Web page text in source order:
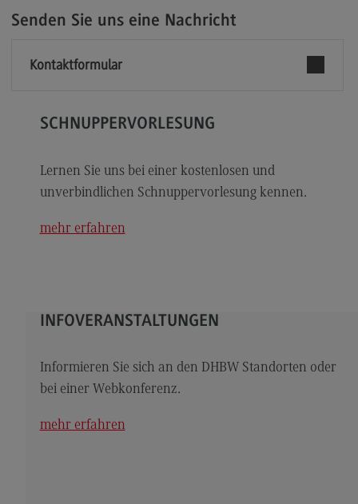
Modulangebot
Modulangebot
Berufsperspektiven
Kontakt
Kontakt
Elektrotechnik und Informationstechnik
Elektrotechnik und Informationstechnik
Senden Sie uns eine Nachricht
Kontaktformular
SCHNUPPERVORLESUNG
Lernen Sie uns bei einer kostenlosen und
unverbindlichen Schnuppervorlesung kennen.
mehr erfahren
INFOVERANSTALTUNGEN
Informieren Sie sich an den DHBW Standorten oder
bei einer Webkonferenz.
mehr erfahren